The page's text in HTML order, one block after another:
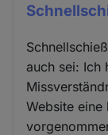
auch sei: Ich
Website eine